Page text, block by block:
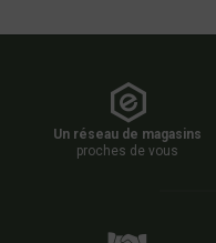
Un réseau de magasins
proches de vous